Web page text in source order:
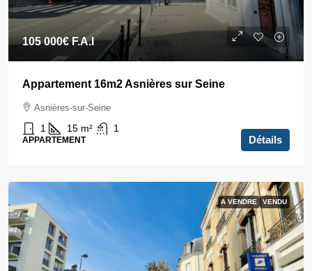
105 000€F.A.I
Appartement 16m2 Asnières sur Seine
Asnières-sur-Seine
1 15 m² 1
APPARTEMENT Détails
A VENDRE VENDU